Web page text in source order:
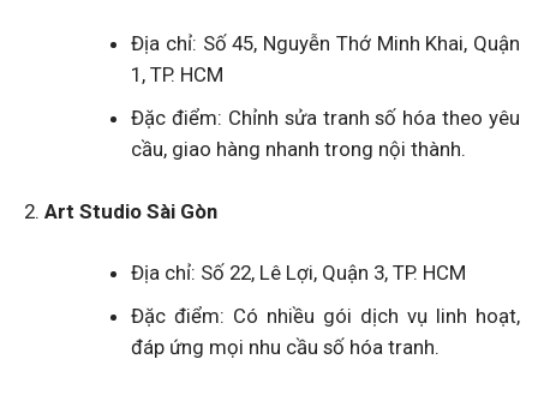
Địa chỉ: Số 45, Nguyễn Thớ Minh Khai, Quận
1, TP. HCM
Đặc điểm: Chỉnh sửa tranh số hóa theo yêu
cầu, giao hàng nhanh trong nội thành.
Art Studio Sài Gòn
Địa chỉ: Số 22, Lê Lợi, Quận 3, TP. HCM
Đặc điểm: Có nhiều gói dịch vụ linh hoạt,
đáp ứng mọi nhu cầu số hóa tranh.